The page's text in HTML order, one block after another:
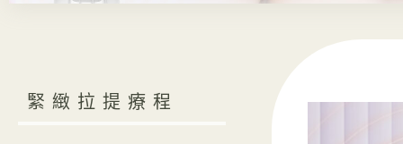
緊緻拉提療程